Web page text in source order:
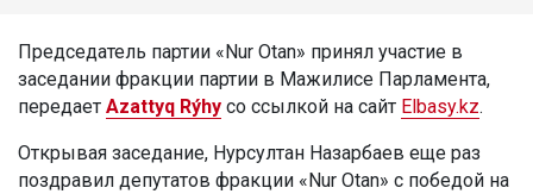
Председатель партии «Nur Otan» принял участие в
заседании фракции партии в Мажилисе Парламента,
передает Azattyq Rýhy со ссылкой на сайт Elbasy.kz.
Открывая заседание, Нурсултан Назарбаев еще раз
поздравил депутатов фракции «Nur Otan» с победой на